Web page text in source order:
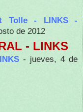
Tolle - LINKS -
de 2012
- LINKS
- jueves, 4 de